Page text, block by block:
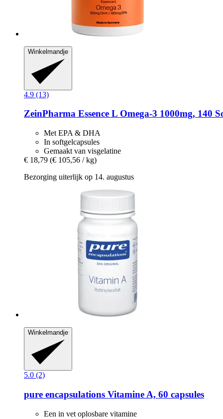
Winkelmandje
4.9 (13)
ZeinPharma Essence L Omega-​3 1000mg, 140
Met EPA & DHA
In softgelcapsules
Gemaakt van visgelatine
€ 18,79 (€ 105,56 / kg)
Bezorging uiterlijk op 14. augustus
Winkelmandje
5.0 (2)
pure encapsulations Vitamine A, 60 capsules
Een in vet oplosbare vitamine